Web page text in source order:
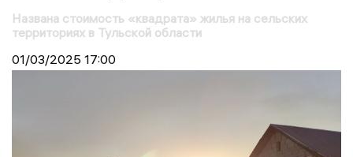
Названа стоимость «квадрата» жилья на сельских
территориях в Тульской области
01/03/2025 17:00